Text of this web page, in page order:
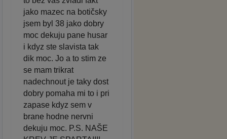
jako mazec na botičsky
jsem byl 38 jako dobry
moc dekuju pane husar
i kdyz ste slavista tak
dik moc. Jo a to stim ze
se mam trikrat
nadechnout je taky dost
dobry pomaha mi to i pri
zapase kdyz sem v
brane hodne nervni
dekuju moc. P.S. NAŠE